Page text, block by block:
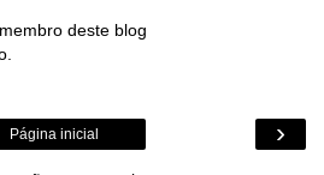
deste blog
›
Página inicial